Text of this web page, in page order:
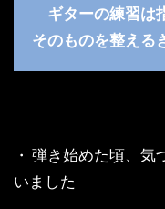
ギターの練習は
そのものを整える
・ 弾き始めた頃、
いました